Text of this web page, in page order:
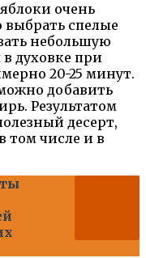
очень
выбрать спелые
небольшую
духовке при
20-25 минут.
добавить
Результатом
десерт,
том числе и в